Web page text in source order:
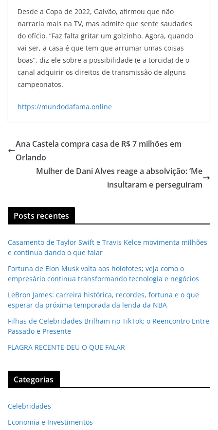
Desde a Copa de 2022, Galvão, afirmou que não
narraria mais na TV, mas admite que sente saudades
do ofício. “Faz falta gritar um golzinho. Agora, quando
vai ser, a casa é que tem que arrumar umas coisas
boas”, diz ele sobre a possibilidade (e a torcida) de o
canal adquirir os direitos de transmissão de alguns
campeonatos.
https://mundodafama.online
Ana Castela compra casa de R$ 7 milhões em
Orlando
Mulher de Dani Alves reage a absolvição: ‘Me
insultaram e perseguiram
Posts recentes
Casamento de Taylor Swift e Travis Kelce movimenta milhões
e continua dando o que falar
Fortuna de Elon Musk volta aos holofotes; veja como o
empresário continua transformando tecnologia e negócios
LeBron James: carreira histórica, recordes, fortuna e o que
esperar da próxima temporada da lenda da NBA
Filhas de Celebridades Brilham no TikTok: o Reencontro Entre
Passado e Presente
FLAGRA RECENTE DEU O QUE FALAR
Categorias
Celebridades
Economia e Investimentos